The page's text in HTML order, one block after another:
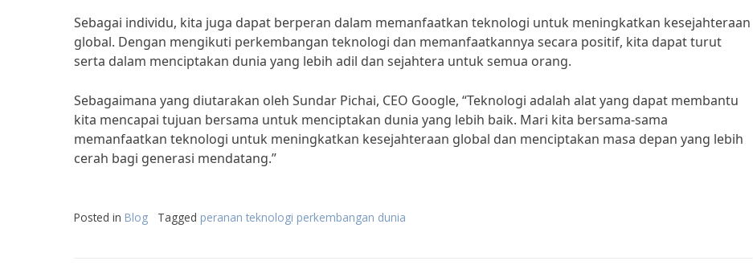
Sebagai individu, kita juga dapat berperan dalam memanfaatkan teknologi untuk meningkatkan kesejahteraan
global. Dengan mengikuti perkembangan teknologi dan memanfaatkannya secara positif, kita dapat turut
serta dalam menciptakan dunia yang lebih adil dan sejahtera untuk semua orang.
Sebagaimana yang diutarakan oleh Sundar Pichai, CEO Google, “Teknologi adalah alat yang dapat membantu
kita mencapai tujuan bersama untuk menciptakan dunia yang lebih baik. Mari kita bersama-sama
memanfaatkan teknologi untuk meningkatkan kesejahteraan global dan menciptakan masa depan yang lebih
cerah bagi generasi mendatang.”
Posted in Blog Tagged peranan teknologi perkembangan dunia